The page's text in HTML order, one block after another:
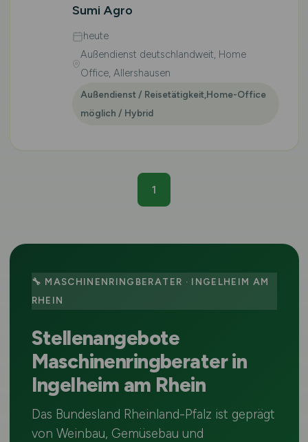
Sumi Agro
heute
Außendienst deutschlandweit, Home
Office, Allershausen
Außendienst / Reisetätigkeit,Home-Office
möglich / Hybrid
1
🔧 MASCHINENRINGBERATER · INGELHEIM AM
RHEIN
Stellenangebote
Maschinenringberater in
Ingelheim am Rhein
Das Bundesland Rheinland-Pfalz ist geprägt
von Weinbau, Gemüsebau und